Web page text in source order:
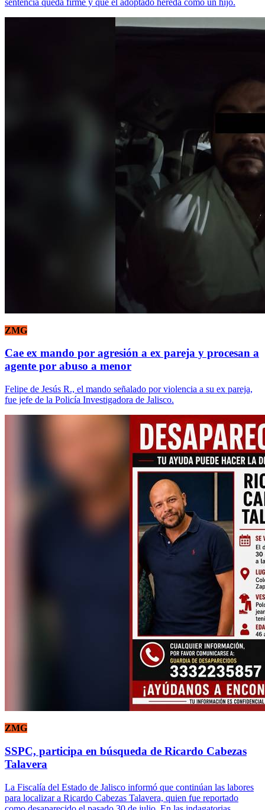
ZMG
Cae ex mando por agresión a ex pareja y procesan a
agente por abuso a menor
Felipe de Jesús R., el mando señalado por violencia a su ex pareja,
fue jefe de la Policía Investigadora de Jalisco.
ZMG
SSPC, participa en búsqueda de Ricardo Cabezas
Talavera
La Fiscalía del Estado de Jalisco informó que continúan las labores
para localizar a Ricardo Cabezas Talavera, quien fue reportado